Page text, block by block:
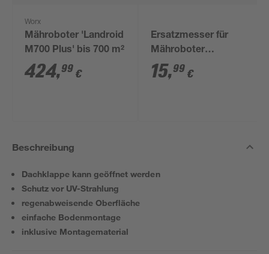
Worx
Mähroboter 'Landroid
M700 Plus' bis 700 m²
424,99 €
Ersatzmesser für
Mähroboter
'Landroid'
15,99 €
Beschreibung
Dachklappe kann geöffnet werden
Schutz vor UV-Strahlung
regenabweisende Oberfläche
einfache Bodenmontage
inklusive Montagematerial